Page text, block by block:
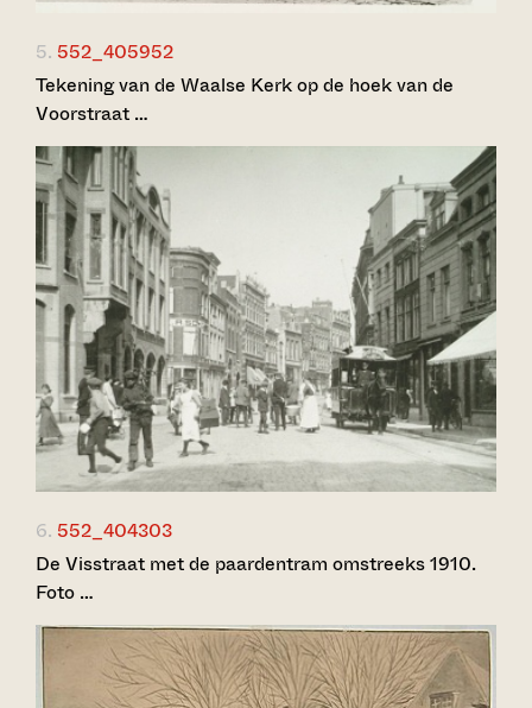
5. 552_405952
Tekening van de Waalse Kerk op de hoek van de
Voorstraat …
6. 552_404303
De Visstraat met de paardentram omstreeks 1910.
Foto …